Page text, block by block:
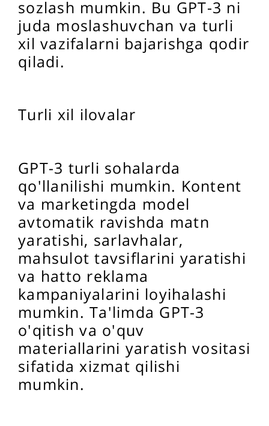
sozlash mumkin. Bu GPT-3 ni
juda moslashuvchan va turli
xil vazifalarni bajarishga qodir
qiladi.
Turli xil ilovalar
GPT-3 turli sohalarda
qo'llanilishi mumkin. Kontent
va marketingda model
avtomatik ravishda matn
yaratishi, sarlavhalar,
mahsulot tavsiflarini yaratishi
va hatto reklama
kampaniyalarini loyihalashi
mumkin. Ta'limda GPT-3
o'qitish va o'quv
materiallarini yaratish vositasi
sifatida xizmat qilishi
mumkin.